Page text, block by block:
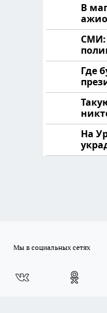
В
СМИ:
Где
На
Мы в социальных сетях